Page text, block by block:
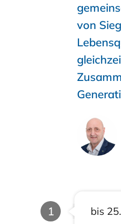
von
Phase
1 bis